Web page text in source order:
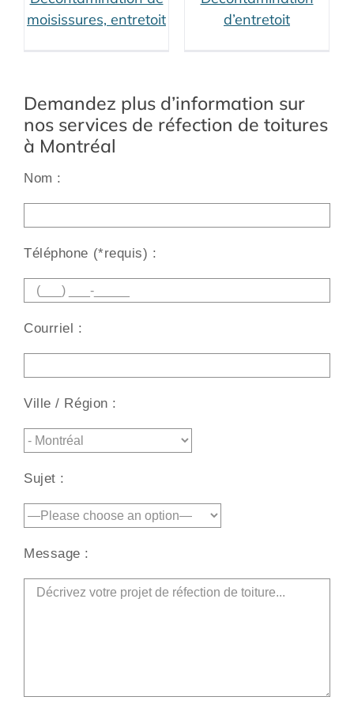
moisissures, entretoit
toiture (services
connexes)
Rénovation
d’entretoit
Demandez plus d’information sur
nos services de réfection de toitures
à Montréal
Nom :
Téléphone (*requis) :
Courriel :
Ville / Région :
Sujet :
Message :